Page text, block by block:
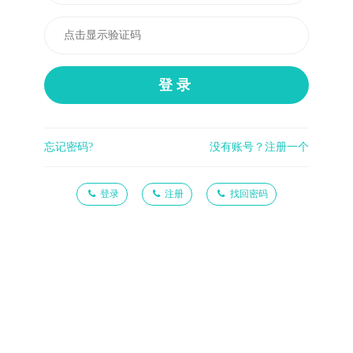
登录
没有账号？注册一个
忘记密码?
登录 注册 找回密码